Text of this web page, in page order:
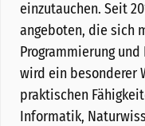
einzutauchen. Seit
angeboten, die sich
Programmierung
wird ein besonderer
praktischen
Informatik,